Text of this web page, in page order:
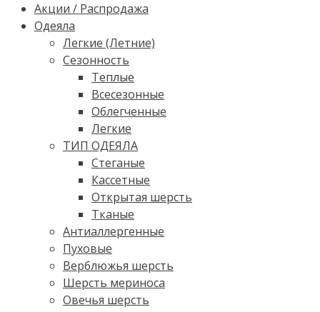
Акции / Распродажа
Одеяла
Легкие (Летние)
Сезонность
Теплые
Всесезонные
Облегченные
Легкие
ТИП ОДЕЯЛА
Стеганые
Кассетные
Открытая шерсть
Тканые
Антиаллергенные
Пуховые
Верблюжья шерсть
Шерсть мериноса
Овечья шерсть